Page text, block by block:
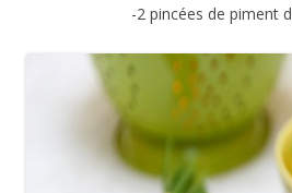
-2 pincées de piment